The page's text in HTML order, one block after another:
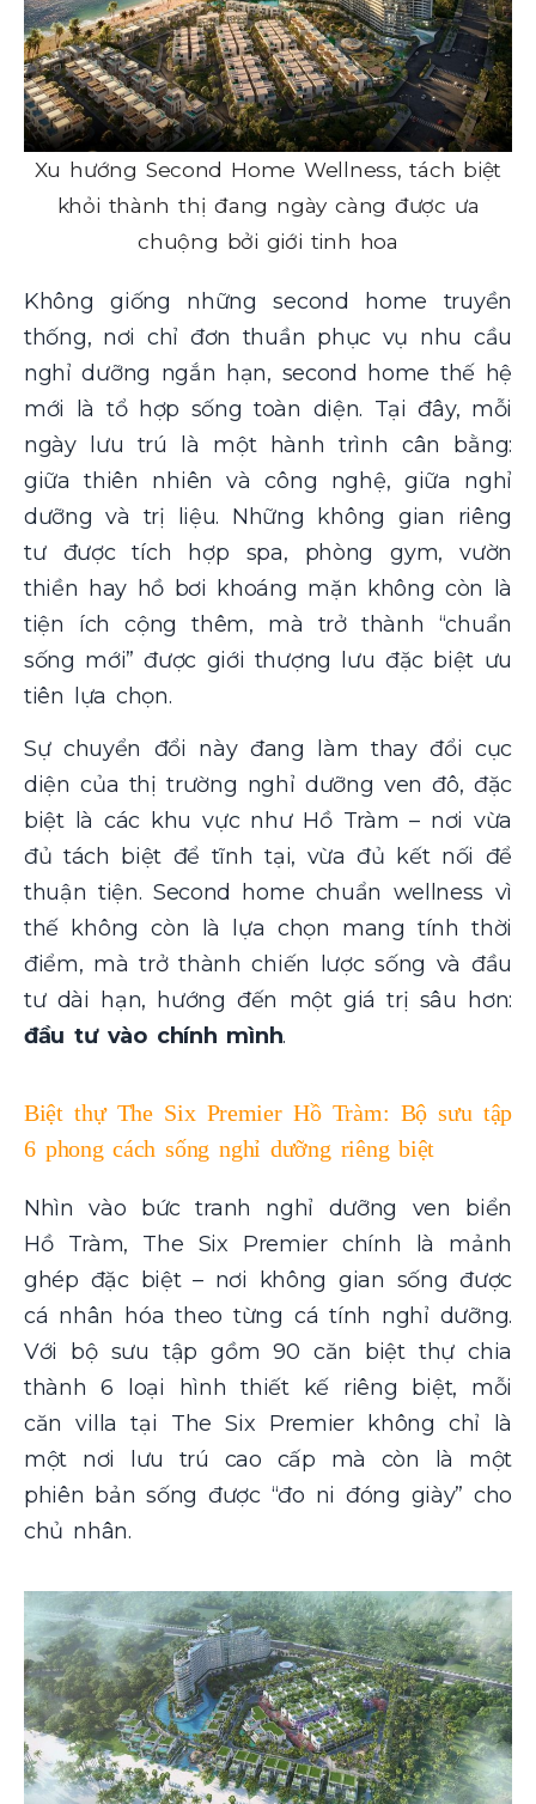
Xu hướng Second Home Wellness, tách biệt
khỏi thành thị đang ngày càng được ưa
chuộng bởi giới tinh hoa
Không giống những second home truyền
thống, nơi chỉ đơn thuần phục vụ nhu cầu
nghỉ dưỡng ngắn hạn, second home thế hệ
mới là tổ hợp sống toàn diện. Tại đây, mỗi
ngày lưu trú là một hành trình cân bằng:
giữa thiên nhiên và công nghệ, giữa nghỉ
dưỡng và trị liệu. Những không gian riêng
tư được tích hợp spa, phòng gym, vườn
thiền hay hồ bơi khoáng mặn không còn là
tiện ích cộng thêm, mà trở thành “chuẩn
sống mới” được giới thượng lưu đặc biệt ưu
tiên lựa chọn.
Sự chuyển đổi này đang làm thay đổi cục
diện của thị trường nghỉ dưỡng ven đô, đặc
biệt là các khu vực như Hồ Tràm – nơi vừa
đủ tách biệt để tĩnh tại, vừa đủ kết nối để
thuận tiện. Second home chuẩn wellness vì
thế không còn là lựa chọn mang tính thời
điểm, mà trở thành chiến lược sống và đầu
tư dài hạn, hướng đến một giá trị sâu hơn:
đầu tư vào chính mình.
Biệt thự The Six Premier Hồ Tràm: Bộ sưu tập
6 phong cách sống nghỉ dưỡng riêng biệt
Nhìn vào bức tranh nghỉ dưỡng ven biển
Hồ Tràm, The Six Premier chính là mảnh
ghép đặc biệt – nơi không gian sống được
cá nhân hóa theo từng cá tính nghỉ dưỡng.
Với bộ sưu tập gồm 90 căn biệt thự chia
thành 6 loại hình thiết kế riêng biệt, mỗi
căn villa tại The Six Premier không chỉ là
một nơi lưu trú cao cấp mà còn là một
phiên bản sống được “đo ni đóng giày” cho
chủ nhân.